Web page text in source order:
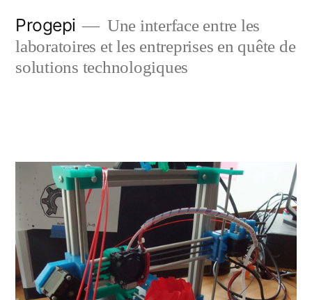
content
Progepi
Une interface entre les
laboratoires et les entreprises en quête de
solutions technologiques